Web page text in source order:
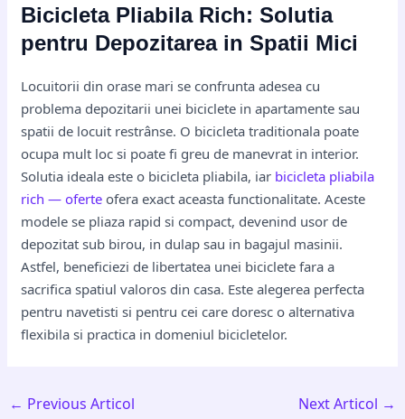
Bicicleta Pliabila Rich: Solutia
pentru Depozitarea in Spatii Mici
Locuitorii din orase mari se confrunta adesea cu
problema depozitarii unei biciclete in apartamente sau
spatii de locuit restrânse. O bicicleta traditionala poate
ocupa mult loc si poate fi greu de manevrat in interior.
Solutia ideala este o bicicleta pliabila, iar bicicleta pliabila
rich — oferte ofera exact aceasta functionalitate. Aceste
modele se pliaza rapid si compact, devenind usor de
depozitat sub birou, in dulap sau in bagajul masinii.
Astfel, beneficiezi de libertatea unei biciclete fara a
sacrifica spatiul valoros din casa. Este alegerea perfecta
pentru navetisti si pentru cei care doresc o alternativa
flexibila si practica in domeniul bicicletelor.
← Previous Articol Next Articol →